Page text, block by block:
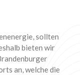
sollten
bieten wir
an, welche die